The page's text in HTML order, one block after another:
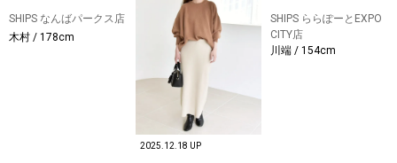
SHIPS なんばパークス店
木村 / 178cm
2025.12.18 UP
SHIPS ららぽーとEXPO
CITY店
川端 / 154cm